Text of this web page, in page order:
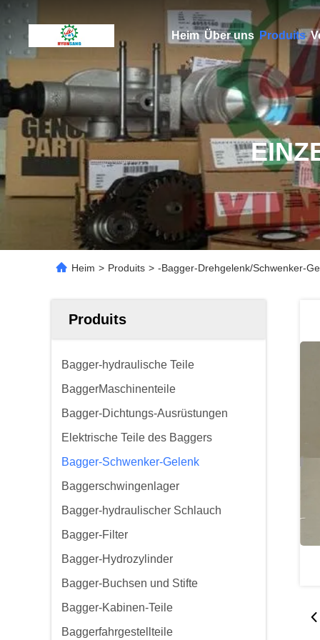
Heim Über uns Produits
Heim > Produits > -Bagger-Drehgelenk/Schwenker-
Produits
Bagger-hydraulische Teile
BaggerMaschinenteile
Bagger-Dichtungs-Ausrüstungen
Elektrische Teile des Baggers
Bagger-Schwenker-Gelenk
Baggerschwingenlager
Bagger-hydraulischer Schlauch
Bagger-Filter
Bagger-Hydrozylinder
Bagger-Buchsen und Stifte
Bagger-Kabinen-Teile
Baggerfahrgestellteile